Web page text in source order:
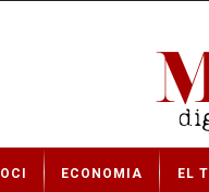
OCI ECONOMIA EL